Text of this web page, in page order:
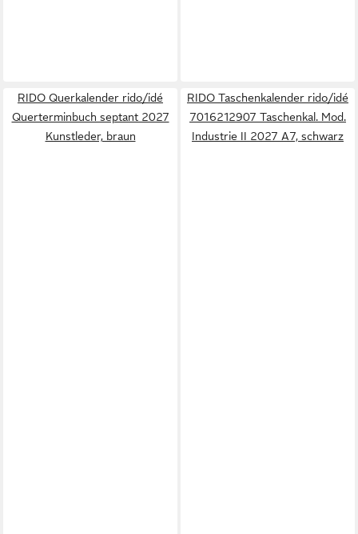
RIDO Querkalender rido/idé
Querterminbuch septant 2027
Kunstleder, braun
RIDO Taschenkalender rido/idé
7016212907 Taschenkal. Mod.
Industrie II 2027 A7, schwarz